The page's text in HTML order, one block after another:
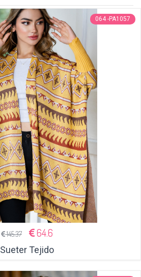
064 -PA1057
145.37 64.6
Sueter Tejido